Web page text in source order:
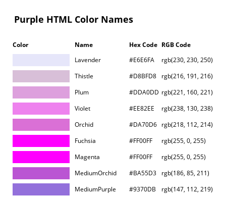
Purple HTML Color Names
Color Name Hex Code RGB Code
Lavender
#E6E6FA
rgb(230, 230, 250)
Thistle
#D8BFD8
rgb(216, 191, 216)
Plum
#DDA0DD rgb(221, 160, 221)
Violet
#EE82EE
rgb(238, 130, 238)
Orchid
#DA70D6 rgb(218, 112, 214)
Fuchsia
#FF00FF
rgb(255, 0, 255)
Magenta
#FF00FF
rgb(255, 0, 255)
MediumOrchid
#BA55D3
rgb(186, 85, 211)
MediumPurple
#9370DB
rgb(147, 112, 219)